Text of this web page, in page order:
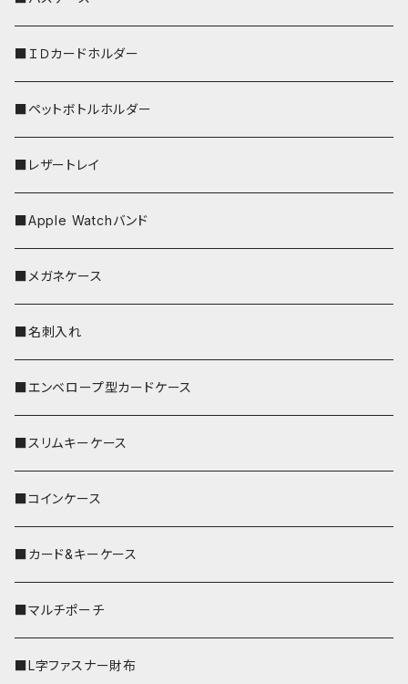
ストラップ付
■ＩＤカードホルダー
■ペットボトルホルダー
■レザートレイ
■Apple Watchバンド
■メガネケース
■名刺入れ
■エンベロープ型カードケース
■スリムキーケース
■コインケース
■カード&キーケース
■マルチポーチ
■L字ファスナー財布